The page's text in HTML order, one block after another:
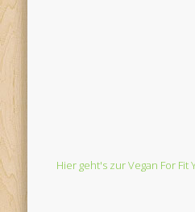
Hier geht's zur Vegan For Fit